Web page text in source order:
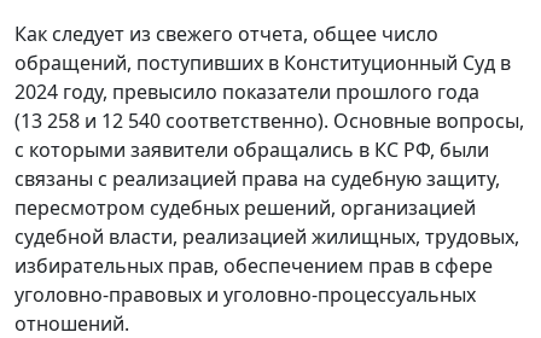
Как следует из свежего отчета, общее число
обращений, поступивших в Конституционный Суд в
2024 году, превысило показатели прошлого года
(13 258 и 12 540 соответственно). Основные вопросы,
с которыми заявители обращались в КС РФ, были
связаны с реализацией права на судебную защиту,
пересмотром судебных решений, организацией
судебной власти, реализацией жилищных, трудовых,
избирательных прав, обеспечением прав в сфере
уголовно-правовых и уголовно-процессуальных
отношений.